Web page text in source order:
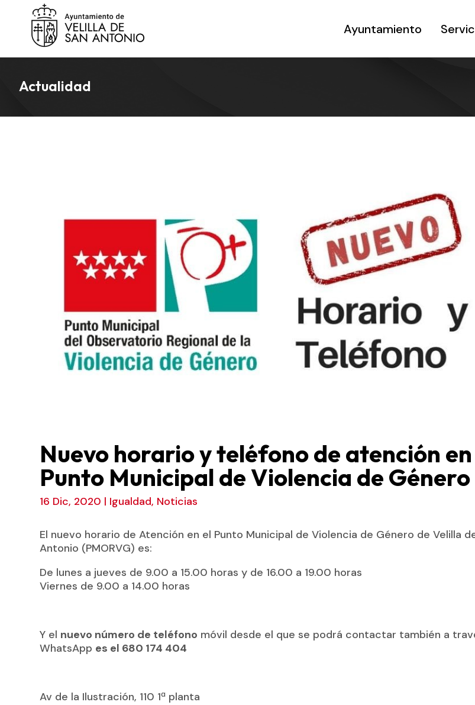
Ayuntamiento
Actualidad
Nuevo horario y teléfono de atención
Punto Municipal de Violencia de Género
16 Dic, 2020 | Igualdad, Noticias
El nuevo horario de Atención en el Punto Municipal de Violencia de Género de Velilla
Antonio (PMORVG) es:
De lunes a jueves de 9.00 a 15.00 horas y de 16.00 a 19.00 horas
Viernes de 9.00 a 14.00 horas
Y el nuevo número de teléfono móvil desde el que se podrá contactar también a
WhatsApp es el 680 174 404
Av de la Ilustración, 110 1ª planta